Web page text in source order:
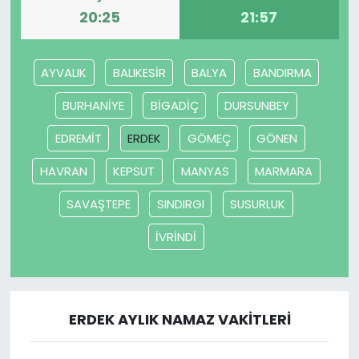
20:25 21:57
AYVALIK BALIKESİR BALYA
BANDIRMA
BURHANİYE
BİGADİÇ
DURSUNBEY
EDREMİT
ERDEK GÖMEÇ
GÖNEN
HAVRAN
KEPSUT MANYAS
MARMARA
SAVAŞTEPE
SINDIRGI
SUSURLUK
İVRİNDİ
ERDEK AYLIK NAMAZ VAKITLERI
SAĞLIK
Spor
Teknoloji
TÜRKiYE
Video Galeri
Yazarlar